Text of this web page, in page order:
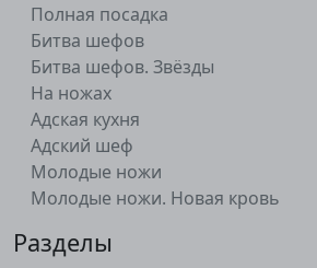
Полная посадка
Битва шефов
Битва шефов. Звёзды
На ножах
Адская кухня
Адский шеф
Молодые ножи
Молодые ножи. Новая кровь
Разделы